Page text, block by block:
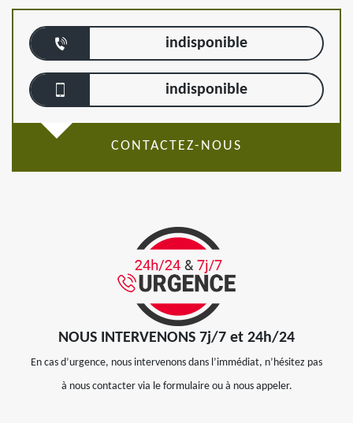
indisponible
indisponible
CONTACTEZ-NOUS
NOUS INTERVENONS 7j/7 et 24h/24
En cas d’urgence, nous intervenons dans l’immédiat, n’hésitez pas
à nous contacter via le formulaire ou à nous appeler.